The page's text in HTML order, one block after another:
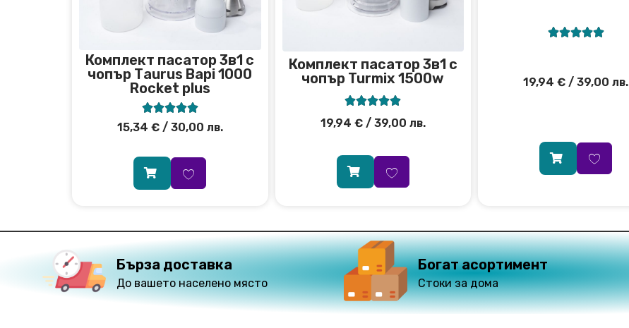
Комплект пасатор 3в1 с
чопър Тaurus Bapi 1000
Rocket plus

15,34 €/ 30,00 лв.
Комплект пасатор 3в1 с
чопър Turmix 1500w

19,94 €/ 39,00 лв.

19,94€ / 39,00 лв.
Бърза доставка
До вашето населено място
Богат асортимент
Стоки за дома